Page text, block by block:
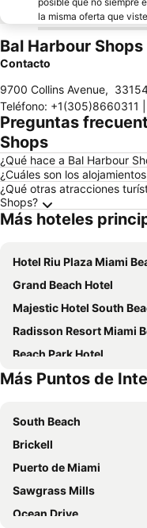
la misma oferta que
Bal Harbour Shops
Contacto
9700 Collins Avenue,
Teléfono: +1(305)8660311
Preguntas
Shops
¿Qué hace a Bal Harbour
¿Cuáles son los
¿Qué otras atracciones
Shops?
Más hoteles
Hotel Riu Plaza Miami
Grand Beach Hotel
Majestic Hotel South
Radisson Resort Miami
Beach Park Hotel
Chesterfield Hotel &
Crest Hotel Suites
Beachside All Suites Hotel
Hotel Croydon Miami
Hotel Continental Miami Beach, Tapestry Collection by
Catalina Hotel & Beach
Más Puntos de
South Beach
Brickell
Puerto de Miami
Sawgrass Mills
Ocean Drive